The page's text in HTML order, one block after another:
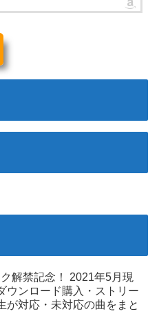
ク解禁記念！ 2021年5月現
ウンロード購入・ストリー
が対応・未対応の曲をまと